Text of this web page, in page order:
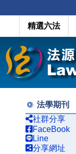
精選六法
法學期刊
社群分享
FaceBook
Line
分享網址